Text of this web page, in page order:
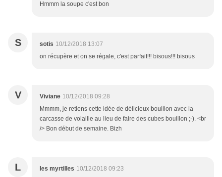
Hmmm la soupe c'est bon
S sotis 10/12/2018 13:07
on récupère et on se régale, c'est parfait!!! bisous!!! bisous
V Viviane 10/12/2018 09:28
Mmmm, je retiens cette idée de délicieux bouillon avec la
carcasse de volaille au lieu de faire des cubes bouillon ;-). <br
/> Bon début de semaine. Bizh
L les myrtilles 10/12/2018 09:23